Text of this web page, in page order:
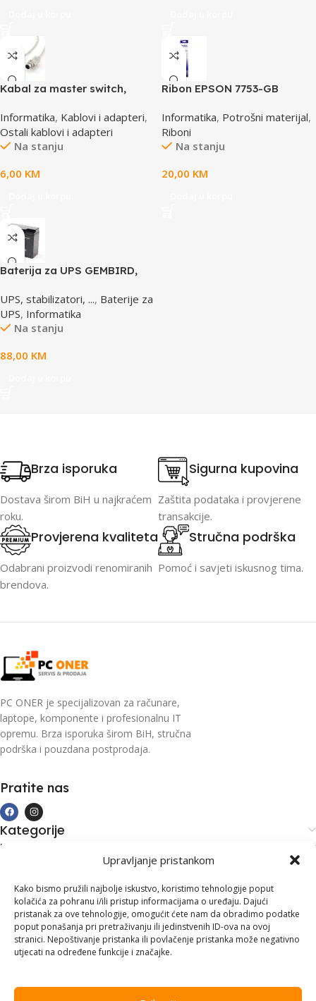
Upravljanje pristankom
Kako bismo pružili najbolje iskustvo, koristimo tehnologije poput
kolačića za pohranu i/ili pristup informacijama o uređaju. Dajući
pristanak za ove tehnologije, omogućit ćete nam da obradimo podatke
poput ponašanja pri pretraživanju ili jedinstvenih ID-ova na ovoj
stranici. Nepoštivanje pristanka ili povlačenje pristanka može negativno
utjecati na određene funkcije i značajke.
Kabal za master switch,
GEMBIRD
Informatika, Kablovi i adapteri,
Ostali kablovi i adapteri
Na stanju
6,00 KM
Ribon EPSON 7753-GB
/4X0/5X0/8X0 (A4)S015633
Informatika, Potrošni materijal,
Riboni
Na stanju
20,00 KM
Baterija za UPS GEMBIRD,
UPS, stabilizatori, ..., Baterije za
UPS, Informatika
Na stanju
88,00 KM
Brza isporuka
Dostava širom BiH u najkraćem
roku.
Sigurna kupovina
Zaštita podataka i provjerene
transakcije.
Provjerena kvaliteta
Odabrani proizvodi renomiranih
brendova.
Stručna podrška
Pomoć i savjeti iskusnog tima.
PC ONER je specijalizovan za računare,
laptope, komponente i profesionalnu IT
opremu. Brza isporuka širom BiH, stručna
podrška i pouzdana postprodaja.
Pratite nas
Kategorije
Kupovina i podrška
Kontakt informacije
Branilaca Bosne, 75 300 Lukavac
+387 35 555 999
info@pconer.ba